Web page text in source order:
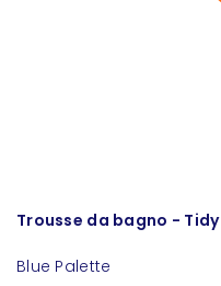
Trousse da bagno - Tidy
Blue Palette